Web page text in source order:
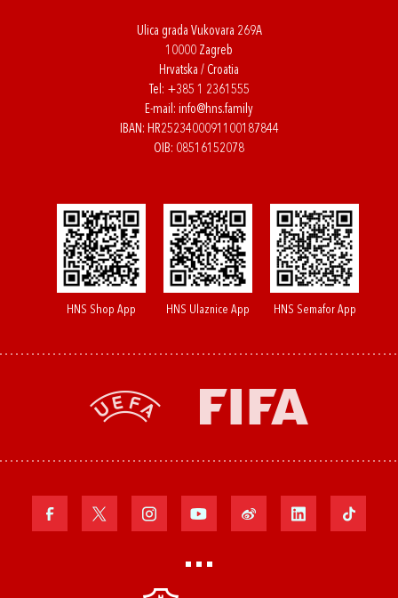
Ulica grada Vukovara 269A
10000 Zagreb
Hrvatska / Croatia
Tel: +385 1 2361555
E-mail: info@hns.family
IBAN: HR2523400091100187844
OIB: 08516152078
HNS Shop App HNS Ulaznice App HNS Semafor App